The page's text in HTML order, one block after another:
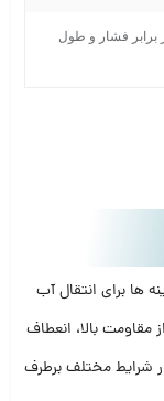
برابر فشار و طول
بهترین گزینه ها برای انتقال آب
بالا، انعطاف
شرایط مختلف برطرف